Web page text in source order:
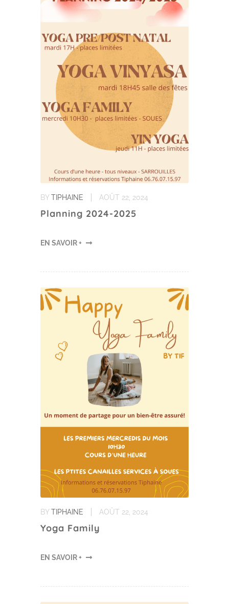
BYTIPHAINE AOÛT 22, 2024
Planning 2024-2025
EN SAVOIR +
BYTIPHAINE AOÛT 22, 2024
Yoga Family
EN SAVOIR +